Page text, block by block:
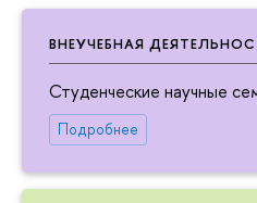
ВНЕУЧЕБНАЯ
Студенческие научные
Подробнее